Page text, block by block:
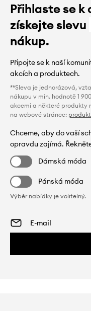
Přihlaste se k
získejte slevu
nákup.
Připojte se k naší
akcích a produktech.
**Sleva je jednorázová,
nákupu v min. hodnotě 1
akcemi a některé produkty
na webové stránce:
Chceme, aby do vaší
opravdu zajímá.
Dámská móda
Pánská móda
Výběr nabídky je volitelný.